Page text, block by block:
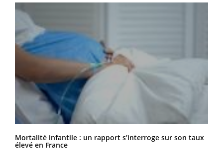
Mortalité infantile : un rapport s’interroge sur son taux
élevé en France